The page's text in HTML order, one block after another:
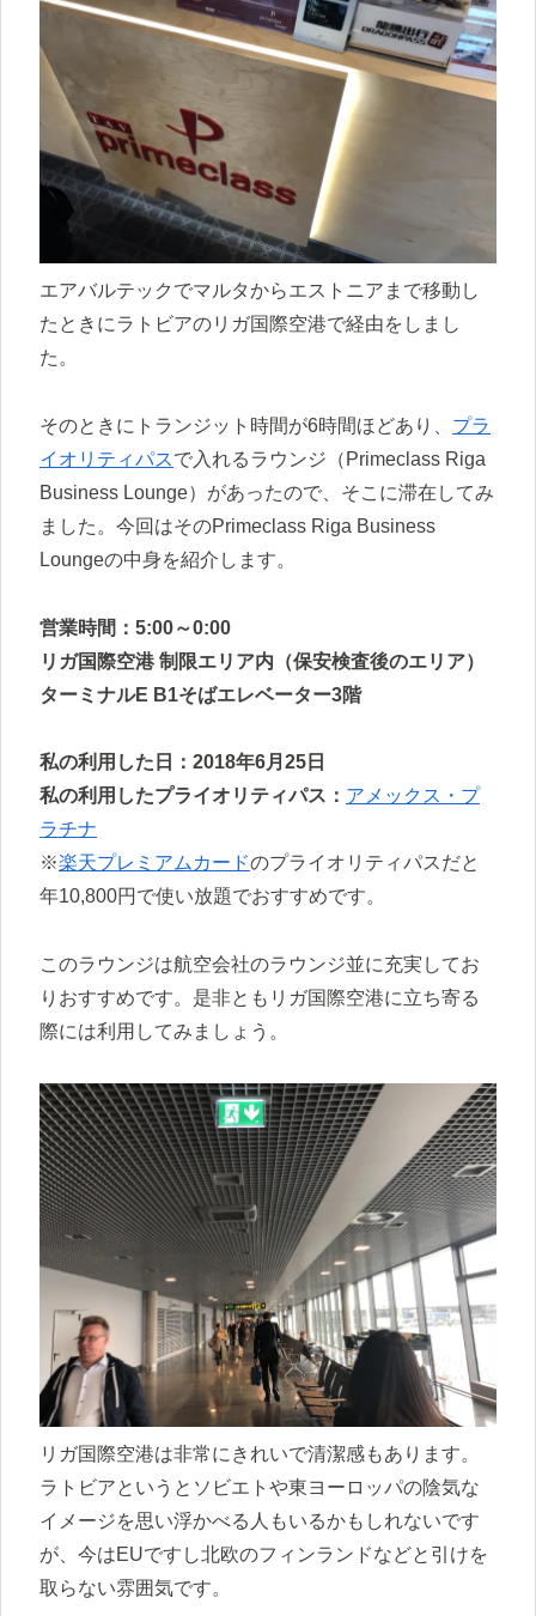
エアバルテックでマルタからエストニアまで移動し
たときにラトビアのリガ国際空港で経由をしまし
た。
そのときにトランジット時間が6時間ほどあり、 プラ
イオリティパスで入れるラウンジ（Primeclass Riga
Business Lounge）があったので、そこに滞在してみ
ました。今回はそのPrimeclass Riga Business
Loungeの中身を紹介します。
営業時間：5:00～0:00
リガ国際空港 制限エリア内（保安検査後のエリア）
ターミナルE B1そばエレベーター3階
私の利用した日：2018年6月25日
私の利用したプライオリティパス： アメックス・プ
ラチナ
※楽天プレミアムカードのプライオリティパスだと
年10,800円で使い放題でおすすめです。
このラウンジは航空会社のラウンジ並に充実してお
りおすすめです。是非ともリガ国際空港に立ち寄る
際には利用してみましょう。
リガ国際空港は非常にきれいで清潔感もあります。
ラトビアというとソビエトや東ヨーロッパの陰気な
イメージを思い浮かべる人もいるかもしれないです
が、今はEUですし北欧のフィンランドなどと引けを
取らない雰囲気です。